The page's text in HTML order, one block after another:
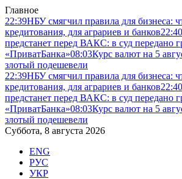
Главное
22:39НБУ смягчил правила для бизнеса:
кредитования, для аграриев и банков22:40
предстанет перед ВАКС: в суд передано
«ПриватБанка»08:03Курс валют на 5
злотый подешевели
22:39НБУ смягчил правила для бизнеса:
кредитования, для аграриев и банков22:40
предстанет перед ВАКС: в суд передано
«ПриватБанка»08:03Курс валют на 5
злотый подешевели
Суббота, 8 августа 2026
ENG
РУС
УКР